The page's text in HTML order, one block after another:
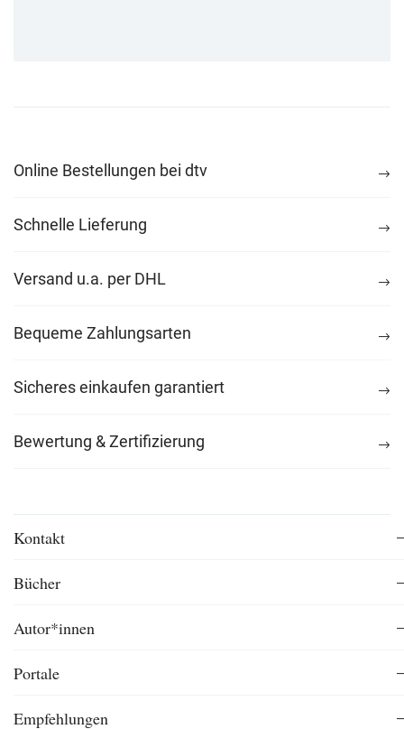
Online Bestellungen bei dtv
Schnelle Lieferung
Versand u.a. per DHL
Bequeme Zahlungsarten
Sicheres einkaufen garantiert
Bewertung & Zertifizierung
Kontakt
Bücher
Autor*innen
Portale
Empfehlungen